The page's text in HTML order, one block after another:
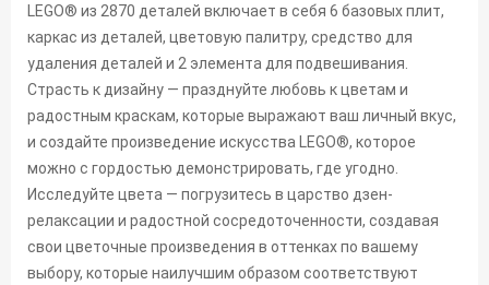
LEGO® из 2870 деталей включает в себя 6 базовых плит,
каркас из деталей, цветовую палитру, средство для
удаления деталей и 2 элемента для подвешивания.
Страсть к дизайну — празднуйте любовь к цветам и
радостным краскам, которые выражают ваш личный вкус,
и создайте произведение искусства LEGO®, которое
можно с гордостью демонстрировать, где угодно.
Исследуйте цвета — погрузитесь в царство дзен-
релаксации и радостной сосредоточенности, создавая
свои цветочные произведения в оттенках по вашему
выбору, которые наилучшим образом соответствуют